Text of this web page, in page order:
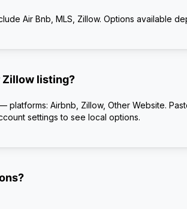
Air Bnb, MLS, Zillow. Options available
Zillow listing?
platforms: Airbnb, Zillow, Other Website.
settings to see local options.